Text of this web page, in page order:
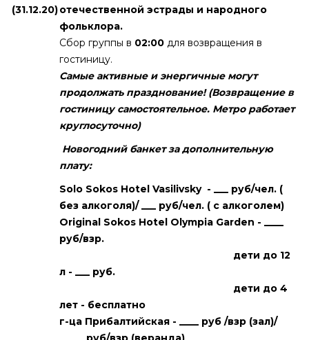
(31.12.20)отечественной эстрады и народного
фольклора.
Сбор группы в 02:00 для возвращения в
гостиницу.
Самые активные и энергичные могут
продолжать празднование! (Возвращение в
гостиницу самостоятельное. Метро работает
круглосуточно)
Новогодний банкет за дополнительную
плату:
Solo Sokos Hotel Vasilivsky- ___ руб/чел. (
без алкоголя)/ ___ руб/чел. ( с алкоголем)
Original Sokos Hotel Olympia Garden - ____
руб/взр.
дети до 12
л - ___ руб.
дети до 4
лет - бесплатно
г-ца Прибалтийская - ____ руб /взр (зал)/